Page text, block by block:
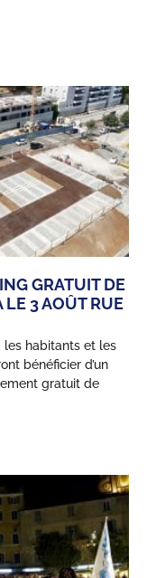
GRATUIT DE
LE 3 AOÛT RUE
les habitants et les
bénéficier d’un
gratuit de